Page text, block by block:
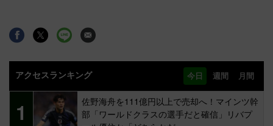
アクセスランキング 今日 週間 月間
1
佐野海舟を111億円以上で売却へ！マインツ幹
部「ワールドクラスの選手だと確信」リバプ